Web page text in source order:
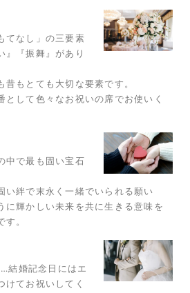
てなし」の三要素
』『振舞』があり
昔もとても大切な要素です。
として色々なお祝いの席でお使いく
中で最も固い宝石
い絆で末永く一緒でいられる願い
に輝かしい未来を共に生きる意味を
。
結婚記念日にはエ
けてお祝いしてく